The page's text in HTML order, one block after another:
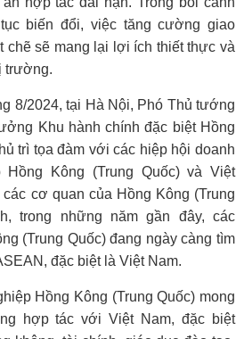
biến đổi, việc tăng cường giao
chẽ sẽ mang lại lợi ích thiết thực và
trường.
8/2024, tại Hà Nội, Phó Thủ tướng
Khu hành chính đặc biệt Hồng
trì tọa đàm với các hiệp hội doanh
Hồng Kông (Trung Quốc) và Việt
cơ quan của Hồng Kông (Trung
trong những năm gần đây, các
(Trung Quốc) đang ngày càng tìm
đặc biệt là Việt Nam.
Hồng Kông (Trung Quốc) mong
hợp tác với Việt Nam, đặc biệt